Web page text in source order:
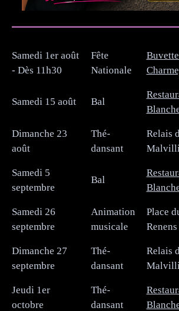
Samedi 1er août
- Dès 11h30
Fête
Nationale
Samedi 15 août Bal
Dimanche 23
août
Thé-
dansant
Relais
Samedi 5
septembre
Bal
Samedi 26
septembre
Animation
musicale
Place
Renens
Dimanche 27
septembre
Thé-
dansant
Relais
Jeudi 1er
octobre
Thé-
dansant